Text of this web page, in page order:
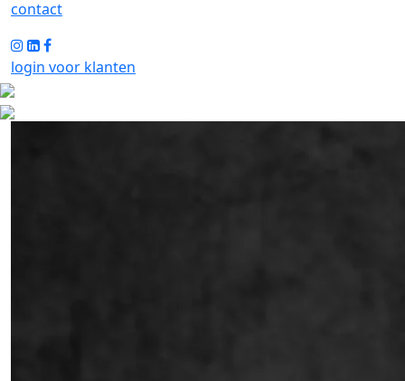
contact
login voor klanten